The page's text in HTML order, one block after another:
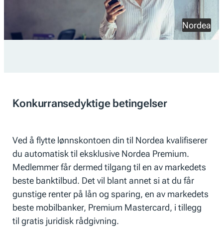
Nordea
Konkurransedyktige betingelser
Ved å flytte lønnskontoen din til Nordea kvalifiserer
du automatisk til eksklusive Nordea Premium.
Medlemmer får dermed tilgang til en av markedets
beste banktilbud. Det vil blant annet si at du får
gunstige renter på lån og sparing, en av markedets
beste mobilbanker, Premium Mastercard, i tillegg
til gratis juridisk rådgivning.